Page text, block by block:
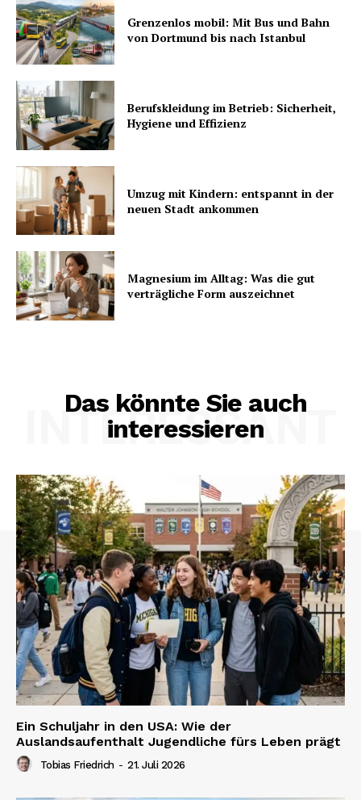
Grenzenlos mobil: Mit Bus und Bahn
von Dortmund bis nach Istanbul
Berufskleidung im Betrieb: Sicherheit,
Hygiene und Effizienz
Umzug mit Kindern: entspannt in der
neuen Stadt ankommen
Magnesium im Alltag: Was die gut
verträgliche Form auszeichnet
Das könnte Sie auch
interessieren
INTERESSANT
Ein Schuljahr in den USA: Wie der
Auslandsaufenthalt Jugendliche fürs Leben prägt
Tobias Friedrich - 21. Juli 2026